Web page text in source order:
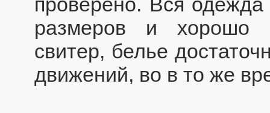
размеров и хорошо
свитер, белье
движений, во в то же